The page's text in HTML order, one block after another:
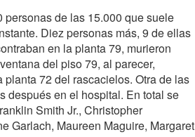
de las 15.000 que suele
Diez personas más, 9 de ellas
en la planta 79, murieron
del piso 79, al parecer,
72 del rascacielos. Otra de las
después en el hospital. En total se
Smith Jr., Christopher
Garlach, Maureen Maguire, Margaret